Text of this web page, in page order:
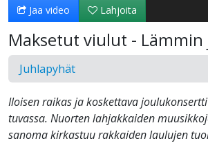
Jaa video Lahjoita
Maksetut viulut -
Juhlapyhät
Iloisen raikas ja koskettava
tuvassa. Nuorten lahjakkaiden
sanoma kirkastuu rakkaiden laulujen